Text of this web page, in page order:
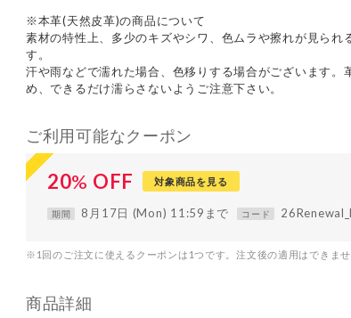
※本革(天然皮革)の商品について
素材の特性上、多少のキズやシワ、色ムラや擦れが見られ
す。
汗や雨などで濡れた場合、色移りする場合がございます。
め、できるだけ濡らさないようご注意下さい。
ご利用可能なクーポン
20% OFF 対象商品を見る
期間 8月17日 (Mon) 11:59まで コード
※1回のご注文に使えるクーポンは1つです。注文後の適用はできませ
商品詳細